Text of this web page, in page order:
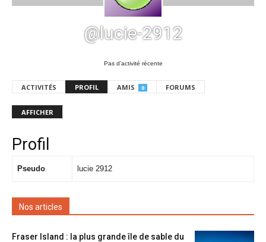
@lucie-2912
Pas d’activité récente
ACTIVITÉS PROFIL AMIS 0 FORUMS
AFFICHER
Profil
Pseudo lucie 2912
Nos articles
Fraser Island : la plus grande île de sable du